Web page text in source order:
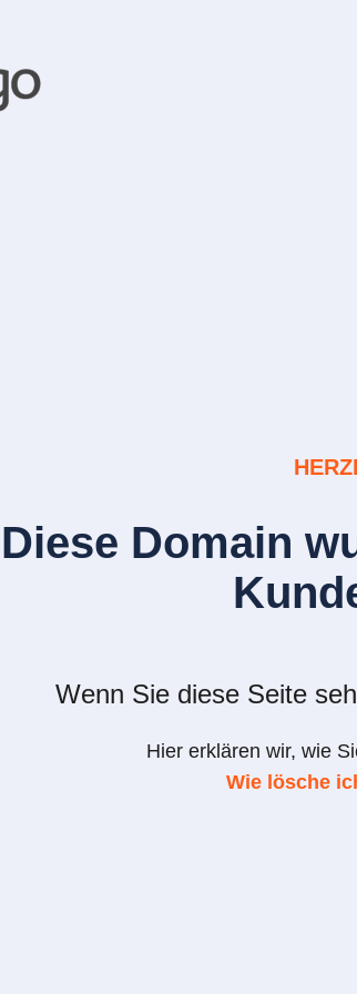
Diese Domain
Wenn Sie diese Seite
Hier erklären wir, wie
Wie lösche